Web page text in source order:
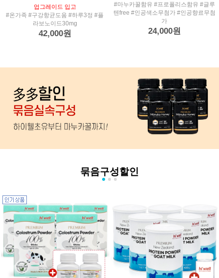
업그레이드 입고
#온가족 #구강항균도움 #하루3정 #플
라보노이드30mg
42,000원
#마누카꿀함유 #프로폴리스함유 #글루
텐free #인공색소무첨가 #인공향료무첨
가
24,000원
묶음구성할인